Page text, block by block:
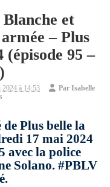
et
– Plus
(épisode 95 –
2024 à 14:53 ParIsabelle
de Plus belle la
17 mai 2024
avec la police
Solano. #PBLV